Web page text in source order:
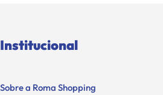
Institucional
Sobre a Roma Shopping